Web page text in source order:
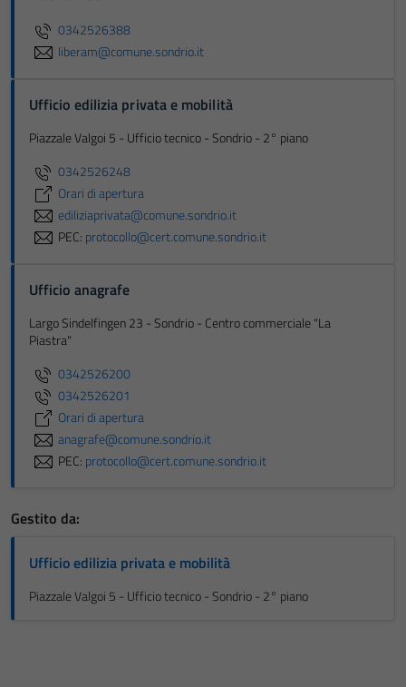
0342526388
liberam@comune.sondrio.it
Ufficio edilizia privata e mobilità
Piazzale Valgoi 5 - Ufficio tecnico - Sondrio - 2° piano
0342526248
Orari di apertura
ediliziaprivata@comune.sondrio.it
PEC: protocollo@cert.comune.sondrio.it
Ufficio anagrafe
Largo Sindelfingen 23 - Sondrio - Centro commerciale "La
Piastra"
0342526200
0342526201
Orari di apertura
anagrafe@comune.sondrio.it
PEC: protocollo@cert.comune.sondrio.it
Gestito da:
Ufficio edilizia privata e mobilità
Piazzale Valgoi 5 - Ufficio tecnico - Sondrio - 2° piano